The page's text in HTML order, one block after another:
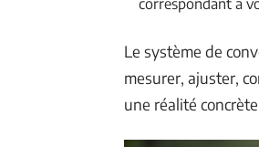
Le système de
mesurer, ajuster,
une réalité